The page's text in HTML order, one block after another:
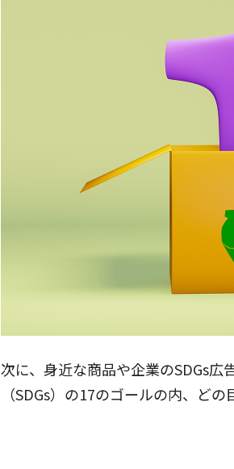
次に、身近な商品や企業のSDGs
（SDGs）の17のゴールの内、ど